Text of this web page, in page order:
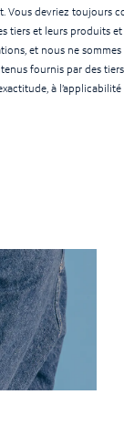
Vous devriez toujours
tiers et leurs produits
et nous ne sommes
fournis par des
à